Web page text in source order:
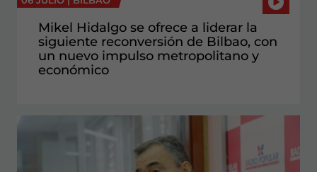
Mikel Hidalgo se ofrece a liderar la
siguiente reconversión de Bilbao, con
un nuevo impulso metropolitano y
económico